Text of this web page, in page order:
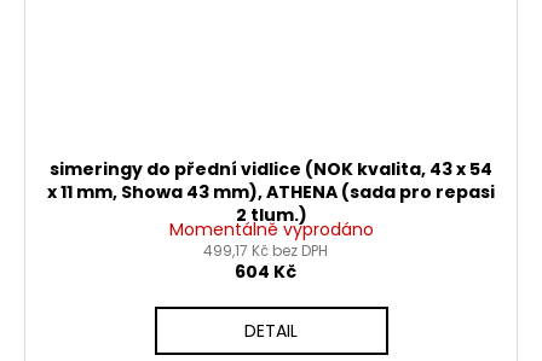
simeringy do přední vidlice (NOK kvalita, 43 x 54
x 11 mm, Showa 43 mm), ATHENA (sada pro repasi
2 tlum.)
Momentálně vyprodáno
499,17 Kč bez DPH
604 Kč
DETAIL